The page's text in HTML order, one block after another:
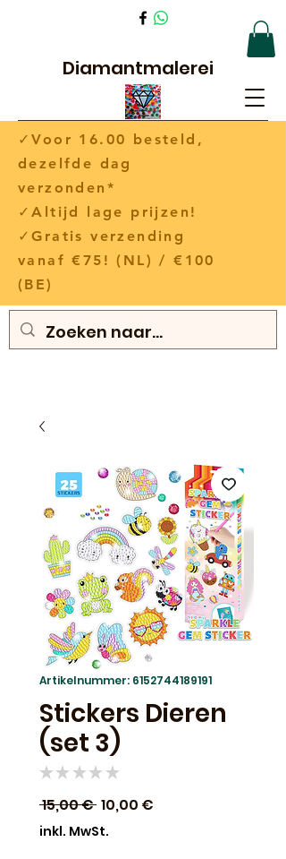
Diamantmalerei
✓Voor 16.00 besteld,
dezelfde dag
verzonden*
✓Altijd lage prijzen!
✓Gratis verzending
vanaf €75! (NL) / €100
(BE)
Artikelnummer: 6152744189191
Stickers Dieren
(set 3)
★ ★ ★ ★ ★
15,00 € Standardpreis
10,00 €
inkl. MwSt.